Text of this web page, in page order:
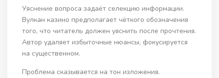
Уяснение вопроса задаёт селекцию информации.
Вулкан казино предполагает чёткого обозначения
того, что читатель должен уяснить после прочтения.
Автор удаляет избыточные нюансы, фокусируется
на существенном.
Проблема сказывается на тон изложения.